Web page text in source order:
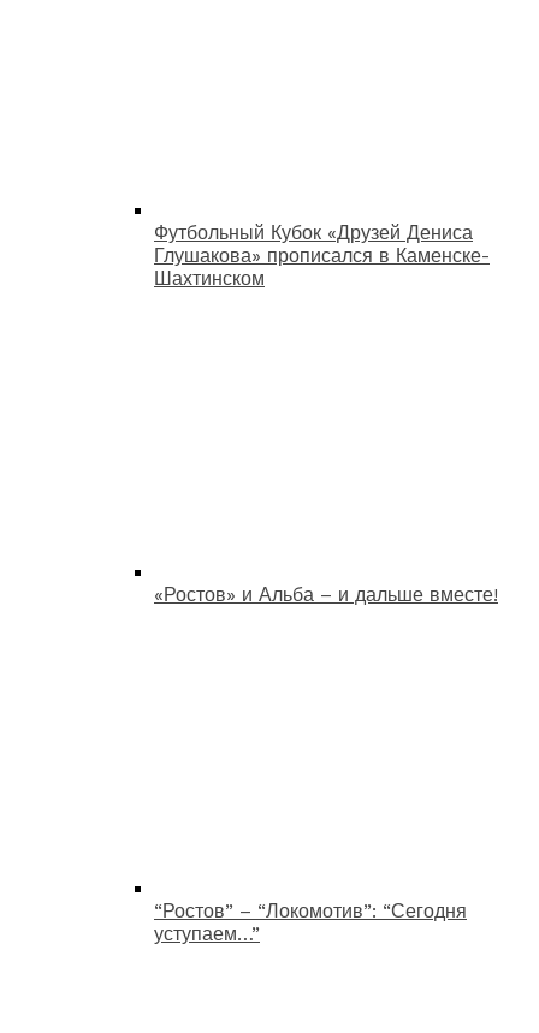
Футбольный Кубок «Друзей Дениса
Глушакова» прописался в Каменске-
Шахтинском
«Ростов» и Альба – и дальше вместе!
“Ростов” – “Локомотив”: “Сегодня
уступаем…”